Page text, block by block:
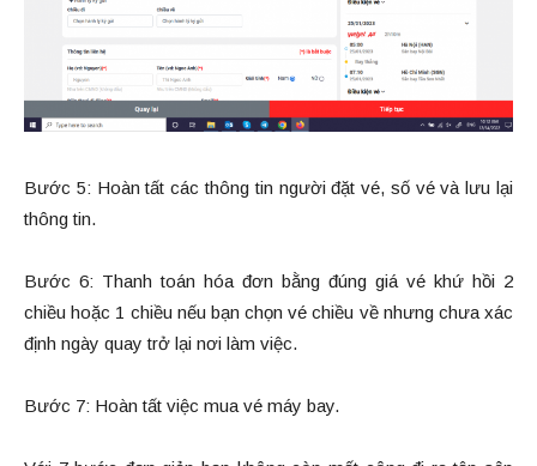
Bước 5: Hoàn tất các thông tin người đặt vé, số vé và lưu lại
thông tin.
Bước 6: Thanh toán hóa đơn bằng đúng giá vé khứ hồi 2
chiều hoặc 1 chiều nếu bạn chọn vé chiều về nhưng chưa xác
định ngày quay trở lại nơi làm việc.
Bước 7: Hoàn tất việc mua vé máy bay.